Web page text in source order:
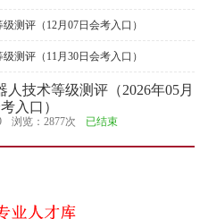
测评（12月07日会考入口）
测评（11月30日会考入口）
技术等级测评（2026年05月
入口）
浏览：2877次 已结束